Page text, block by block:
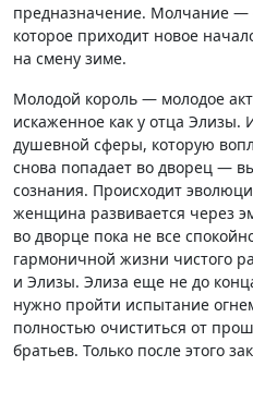
предназначение. Молчание —
которое приходит новое
на смену зиме.
Молодой король — молодое
искаженное как у отца
душевной сферы, которую
снова попадает во дворец —
сознания. Происходит
женщина развивается через
во дворце пока не все
гармоничной жизни чистого
и Элизы. Элиза еще не до
нужно пройти испытание
полностью очиститься от
братьев. Только после этого